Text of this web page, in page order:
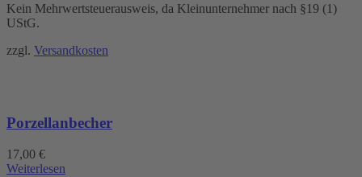
Kein Mehrwertsteuerausweis, da Kleinunternehmer nach §19 (1)
UStG.
zzgl. Versandkosten
Porzellanbecher
17,00 €
Weiterlesen